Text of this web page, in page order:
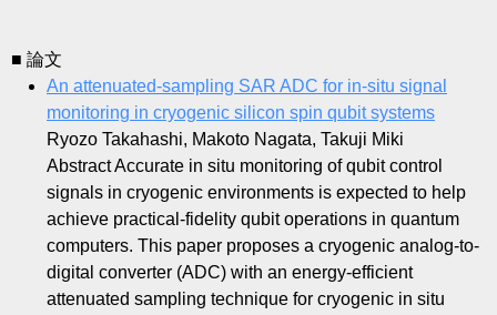
■ 論文
An attenuated-sampling SAR ADC for in-situ signal
monitoring in cryogenic silicon spin qubit systems
Ryozo Takahashi, Makoto Nagata, Takuji Miki
Abstract Accurate in situ monitoring of qubit control
signals in cryogenic environments is expected to help
achieve practical-fidelity qubit operations in quantum
computers. This paper proposes a cryogenic analog-to-
digital converter (ADC) with an energy-efficient
attenuated sampling technique for cryogenic in situ